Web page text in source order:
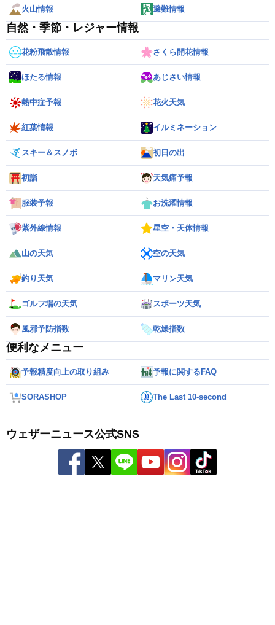
火山情報 避難情報
自然・季節・レジャー情報
花粉飛散情報 さくら開花情報
ほたる情報 あじさい情報
熱中症予報 花火天気
紅葉情報 イルミネーション
スキー＆スノボ 初日の出
初詣 天気痛予報
服装予報 お洗濯情報
紫外線情報 星空・天体情報
山の天気 空の天気
釣り天気 マリン天気
ゴルフ場の天気 スポーツ天気
風邪予防指数 乾燥指数
便利なメニュー
予報精度向上の取り組み 予報に関するFAQ
SORASHOP The Last 10-second
ウェザーニュース公式SNS